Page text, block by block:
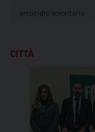
omiicidio volontario
CITTÀ